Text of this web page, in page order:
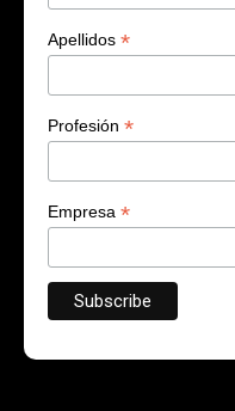
Apellidos *
Profesión *
Empresa *